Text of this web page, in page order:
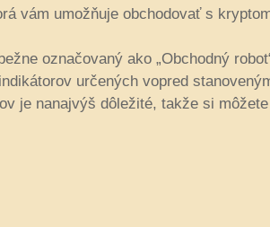
vám umožňuje obchodovať s
označovaný ako „Obchodný
určených vopred
je nanajvýš dôležité, takže si